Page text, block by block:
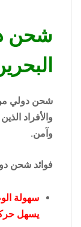
شحن
شحن دولي من
والأفراد
وآمن.
فوائد شحن
سهولة
يسهل